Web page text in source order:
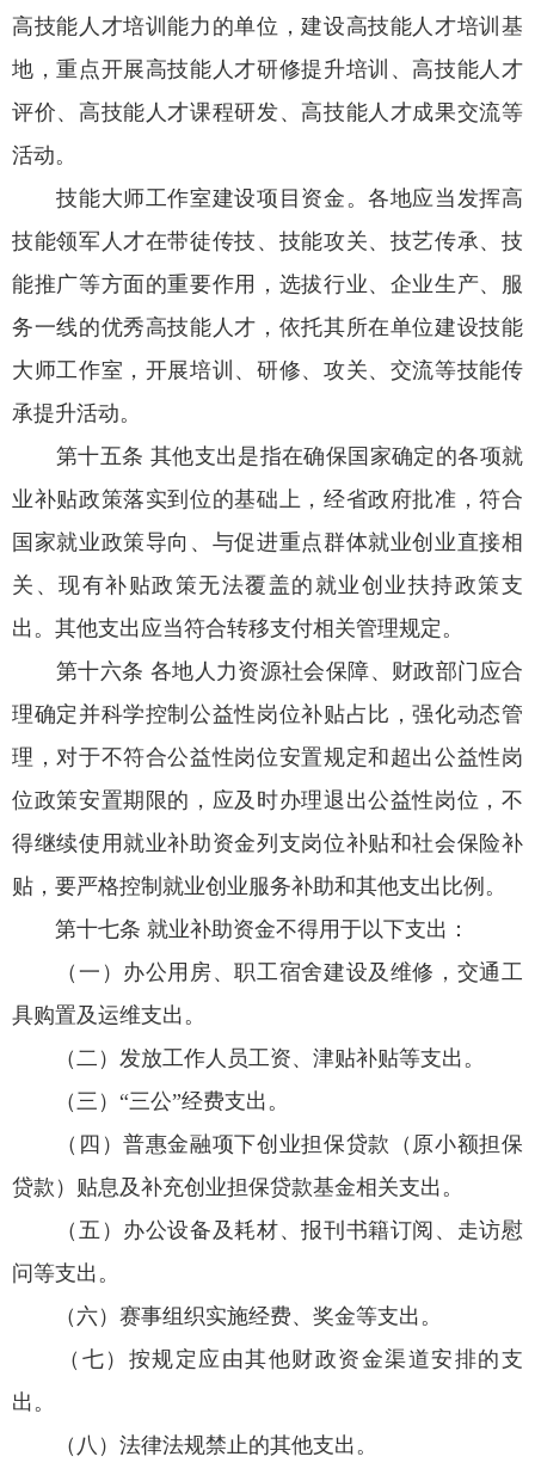
高技能人才培训能力的单位，建设高技能人才培训基
地，重点开展高技能人才研修提升培训、高技能人才
评价、高技能人才课程研发、高技能人才成果交流等
活动。
技能大师工作室建设项目资金。各地应当发挥高
技能领军人才在带徒传技、技能攻关、技艺传承、技
能推广等方面的重要作用，选拔行业、企业生产、服
务一线的优秀高技能人才，依托其所在单位建设技能
大师工作室，开展培训、研修、攻关、交流等技能传
承提升活动。
第十五条 其他支出是指在确保国家确定的各项就
业补贴政策落实到位的基础上，经省政府批准，符合
国家就业政策导向、与促进重点群体就业创业直接相
关、现有补贴政策无法覆盖的就业创业扶持政策支
出。其他支出应当符合转移支付相关管理规定。
第十六条 各地人力资源社会保障、财政部门应合
理确定并科学控制公益性岗位补贴占比，强化动态管
理，对于不符合公益性岗位安置规定和超出公益性岗
位政策安置期限的，应及时办理退出公益性岗位，不
得继续使用就业补助资金列支岗位补贴和社会保险补
贴，要严格控制就业创业服务补助和其他支出比例。
第十七条 就业补助资金不得用于以下支出：
（一）办公用房、职工宿舍建设及维修，交通工
具购置及运维支出。
（二）发放工作人员工资、津贴补贴等支出。
（三）“三公”经费支出。
（四）普惠金融项下创业担保贷款（原小额担保
贷款）贴息及补充创业担保贷款基金相关支出。
（五）办公设备及耗材、报刊书籍订阅、走访慰
问等支出。
（六）赛事组织实施经费、奖金等支出。
（七）按规定应由其他财政资金渠道安排的支
出。
（八）法律法规禁止的其他支出。